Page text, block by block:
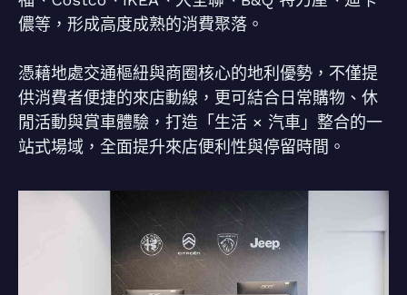
儂等，形成高度成熟的消費聚落。
憑藉地處交通樞紐與商圈核心的地利優勢，不僅提
供消費者便捷的來店動線，更可結合日常購物、休
閒活動與賞車體驗，打造「生活 × 汽車」整合的一
站式場域，全面提升來店便利性與停留時間。